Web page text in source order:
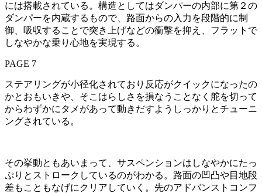
には搭載されている。構造としてはダンパーの内部に第２の
ダンパーを内蔵するもので、路面からの入力を段階的に制
御、吸収することで突き上げなどの衝撃を抑え、フラットで
しなやかな乗り心地を実現する。
PAGE 7
ステアリングが小径化されており反応がクイックになったの
かとおもいきや、そこはらしさを損なうことなく舵を切って
からわずかにタメがあって動きだすようしっかりとチューニ
ングされている。
その挙動ともあいまって、サスペンションはしなやかにたっ
ぷりとストロークしているのがわかる。路面の凹凸や目地段
差もこともなげにクリアしていく。先のアドバンストコンフ